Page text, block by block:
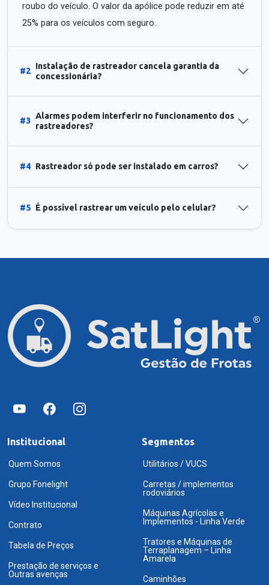
roubo do veículo. O valor da apólice pode reduzir em até
25% para os veículos com seguro.
#2
Instalação de rastreador cancela garantia da
concessionária?
#3
Alarmes podem interferir no funcionamento dos
rastreadores?
#4 Rastreador só pode ser instalado em carros?
#5 É possível rastrear um veículo pelo celular?
Institucional
Quem Somos
Grupo Fonelight
Vídeo Institucional
Contrato
Tabela de Preços
Prestação de serviços e
Outras avenças
Segmentos
Utilitários / VUCS
Carretas / implementos
rodoviários
Máquinas Agrícolas e
Implementos - Linha Verde
Tratores e Máquinas de
Terraplanagem – Linha
Amarela
Caminhões